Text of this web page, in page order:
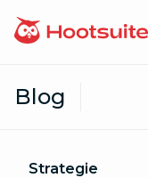
Blog
Strategie